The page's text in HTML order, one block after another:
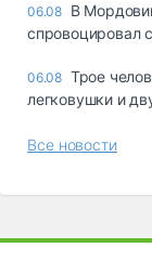
06.08 В
спровоцировал
06.08 Трое
легковушки и
Все новости